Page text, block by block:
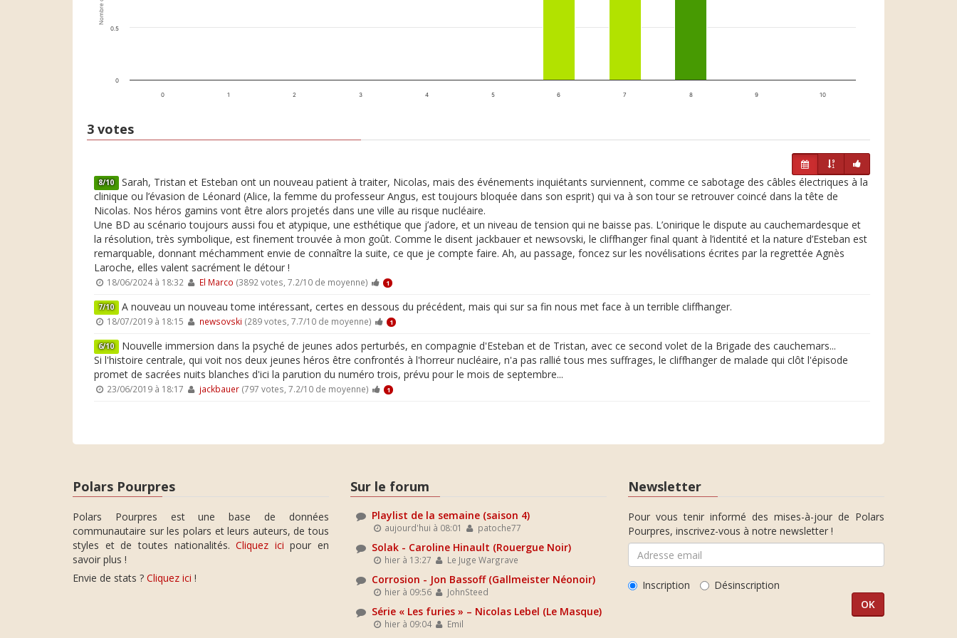
0 1 2 3 4 5 6 7 8 9 10
0
0.5
3 votes
8/10 Sarah, Tristan et Esteban ont un nouveau patient à traiter, Nicolas, mais des événements inquiétants surviennent, comme ce sabotage des câbles électriques à la
clinique ou l’évasion de Léonard (Alice, la femme du professeur Angus, est toujours bloquée dans son esprit) qui va à son tour se retrouver coincé dans la tête de
Nicolas. Nos héros gamins vont être alors projetés dans une ville au risque nucléaire.
Une BD au scénario toujours aussi fou et atypique, une esthétique que j’adore, et un niveau de tension qui ne baisse pas. L’onirique le dispute au cauchemardesque et
la résolution, très symbolique, est finement trouvée à mon goût. Comme le disent jackbauer et newsovski, le cliffhanger final quant à l’identité et la nature d’Esteban est
remarquable, donnant méchamment envie de connaître la suite, ce que je compte faire. Ah, au passage, foncez sur les novélisations écrites par la regrettée Agnès
Laroche, elles valent sacrément le détour !
18/06/2024 à 18:32 El Marco (3892 votes, 7.2/10 de moyenne) 1
7/10 A nouveau un nouveau tome intéressant, certes en dessous du précédent, mais qui sur sa fin nous met face à un terrible cliffhanger.
18/07/2019 à 18:15 newsovski (289 votes, 7.7/10 de moyenne) 1
6/10 Nouvelle immersion dans la psyché de jeunes ados perturbés, en compagnie d'Esteban et de Tristan, avec ce second volet de la Brigade des cauchemars...
Si l'histoire centrale, qui voit nos deux jeunes héros être confrontés à l'horreur nucléaire, n'a pas rallié tous mes suffrages, le cliffhanger de malade qui clôt l'épisode
promet de sacrées nuits blanches d'ici la parution du numéro trois, prévu pour le mois de septembre...
23/06/2019 à 18:17 jackbauer(797 votes, 7.2/10 de moyenne) 1
Polars Pourpres
Polars Pourpres est une base de données
communautaire sur les polars et leurs auteurs, de tous
styles et de toutes nationalités.Cliquez ici pour en
savoir plus !
Envie de stats ? Cliquez ici !
Sur le forum
Playlist de la semaine (saison 4)
aujourd'hui à 08:01 patoche77
Solak - Caroline Hinault (Rouergue Noir)
hier à 13:27 Le Juge Wargrave
Corrosion - Jon Bassoff (Gallmeister Néonoir)
hier à 09:56 JohnSteed
Série « Les furies » – Nicolas Lebel (Le Masque)
hier à 09:04 Emil
Newsletter
Pour vous tenir informé des mises-à-jour de Polars
Pourpres, inscrivez-vous à notre newsletter !
Inscription Désinscription